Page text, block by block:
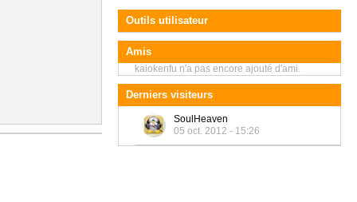
Outils utilisateur
Amis
kaiokenfu n'a pas encore ajouté d'ami.
Derniers visiteurs
SoulHeaven
05 oct. 2012 - 15:26